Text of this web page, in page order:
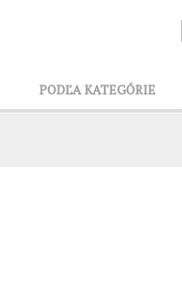
PODĽA KATEGÓRIE